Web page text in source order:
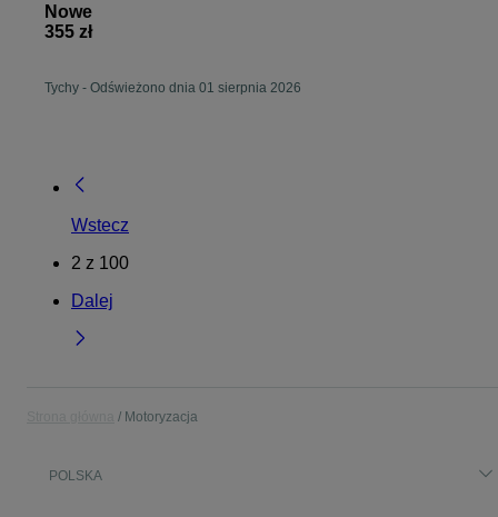
Nowe
355 zł
Tychy - Odświeżono dnia 01 sierpnia 2026
Wstecz
2 z 100
Dalej
Motoryzacja
POLSKA